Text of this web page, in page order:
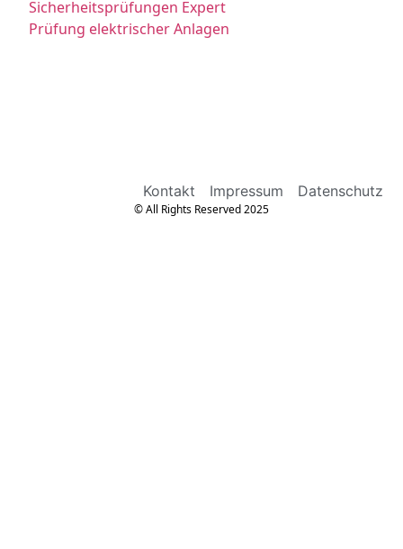
Sicherheitsprüfungen Expert
Prüfung elektrischer Anlagen
Kontakt Impressum Datenschutz
© All Rights Reserved 2025